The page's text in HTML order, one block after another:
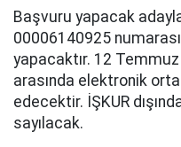
Başvuru yapacak
00006140925
yapacaktır. 12
arasında elektronik
edecektir. İŞKUR
sayılacak.